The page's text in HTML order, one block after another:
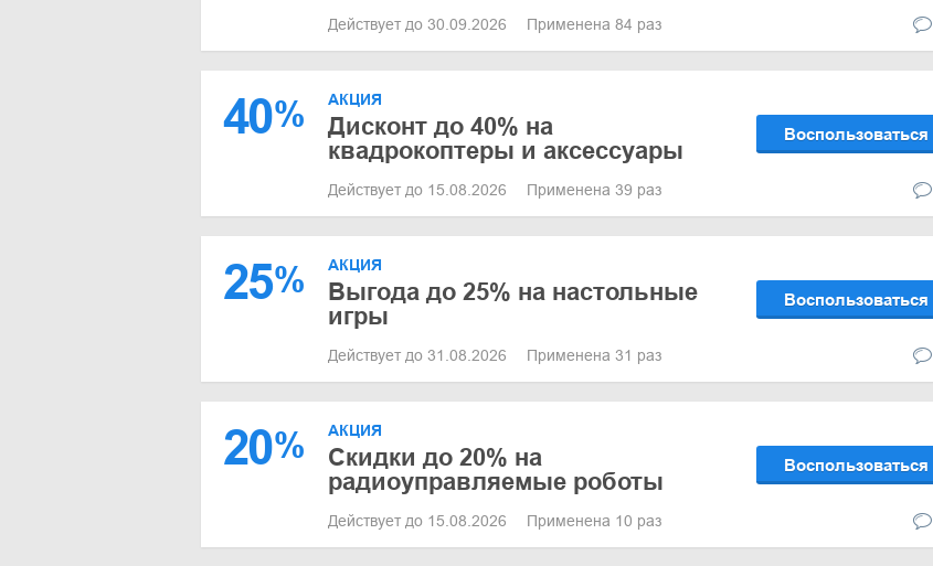
Действует до 30.09.2026 Применена 84 раз
40% АКЦИЯ
Дисконт до 40% на
квадрокоптеры и аксессуары
Воспользоваться
Действует до 15.08.2026 Применена 39 раз
25% АКЦИЯ
Выгода до 25% на настольные
игры
Воспользоваться
Действует до 31.08.2026 Применена 31 раз
20% АКЦИЯ
Скидки до 20% на
радиоуправляемые роботы
Воспользоваться
Действует до 15.08.2026 Применена 10 раз